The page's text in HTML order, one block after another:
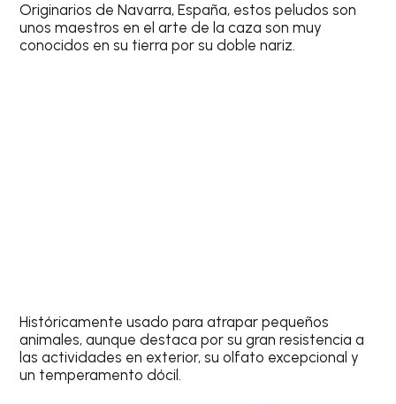
Originarios de Navarra, España, estos peludos son
unos maestros en el arte de la caza son muy
conocidos en su tierra por su doble nariz.
Históricamente usado para atrapar pequeños
animales, aunque destaca por su gran resistencia a
las actividades en exterior, su olfato excepcional y
un temperamento dócil.